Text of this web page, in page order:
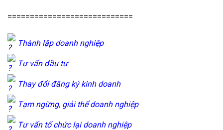
============================
Thành lập doanh nghiệp
Tư vấn đầu tư
Thay đổi đăng ký kinh doanh
Tạm ngừng, giải thể doanh nghiệp
Tư vấn tổ chức lại doanh nghiệp